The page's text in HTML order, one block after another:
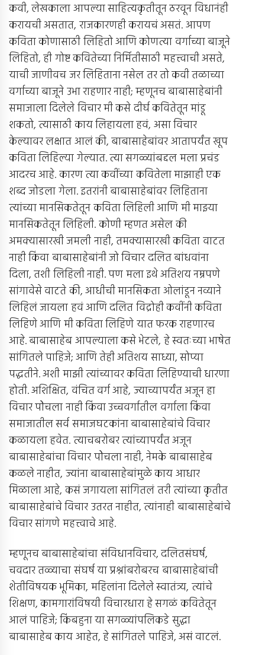
कवी, लेखकाला आपल्या साहित्यकृतीतून ठरवून विधानंही
करायची असतात, राजकारणही करायचं असतं. आपण
कविता कोणासाठी लिहितो आणि कोणत्या वर्गाच्या बाजूने
लिहितो, ही गोष्ट कवितेच्या निर्मितीसाठी महत्त्वाची असते,
याची जाणीवच जर लिहिताना नसेल तर तो कवी तळाच्या
वर्गाच्या बाजूने उभा राहणार नाही; म्हणूनच बाबासाहेबांनी
समाजाला दिलेले विचार मी कसे दीर्घ कवितेतून मांडू
शकतो, त्यासाठी काय लिहायला हवं, असा विचार
केल्यावर लक्षात आलं की, बाबासाहेबांवर आतापर्यंत खूप
कविता लिहिल्या गेल्यात. त्या सगळ्यांबद्दल मला प्रचंड
आदरच आहे. कारण त्या कवींच्या कवितेला माझाही एक
शब्द जोडला गेला. इतरांनी बाबासाहेबांवर लिहिताना
त्यांच्या मानसिकतेतून कविता लिहिली आणि मी माझ्या
मानसिकतेतून लिहिली. कोणी म्हणत असेल की
अमक्यासारखी जमली नाही, तमक्यासारखी कविता वाटत
नाही किंवा बाबासाहेबांनी जो विचार दलित बांधवांना
दिला, तशी लिहिली नाही. पण मला इथे अतिशय नम्रपणे
सांगावेसे वाटते की, आधीची मानसिकता ओलांडून नव्याने
लिहिलं जायला हवं आणि दलित विद्रोही कवींनी कविता
लिहिणे आणि मी कविता लिहिणे यात फरक राहणारच
आहे. बाबासाहेब आपल्याला कसे भेटले, हे स्वतःच्या भाषेत
सांगितले पाहिजे; आणि तेही अतिशय साध्या, सोप्या
पद्धतीने. अशी माझी त्यांच्यावर कविता लिहिण्याची धारणा
होती. अशिक्षित, वंचित वर्ग आहे, ज्याच्यापर्यंत अजून हा
विचार पोेचला नाही किंवा उच्चवर्गातील वर्गाला किंवा
समाजातील सर्व समाजघटकांना बाबासाहेबांचे विचार
कळायला हवेत. त्याचबरोबर त्यांच्यापर्यंत अजून
बाबासाहेबांचा विचार पोेचला नाही, नेमके बाबासाहेब
कळले नाहीत, ज्यांना बाबासाहेबांमुळे काय आधार
मिळाला आहे, कसं जगायला सांगितलं तरी त्यांच्या कृतीत
बाबासाहेबांचे विचार उतरत नाहीत, त्यांनाही बाबासाहेबांचे
विचार सांगणे महत्त्वाचे आहे.
म्हणूनच बाबासाहेबांचा संविधानविचार, दलितसंघर्ष,
चवदार तळ्याचा संघर्ष या प्रश्नांबरोबरच बाबासाहेबांची
शेतीविषयक भूमिका, महिलांना दिलेले स्वातंत्र्य, त्यांचे
शिक्षण, कामगारांविषयी विचारधारा हे सगळं कवितेतून
आलं पाहिजे; किंबहुना या सगळ्यांपलिकडे सुद्धा
बाबासाहेब काय आहेत, हे सांगितले पाहिजे, असं वाटलं.